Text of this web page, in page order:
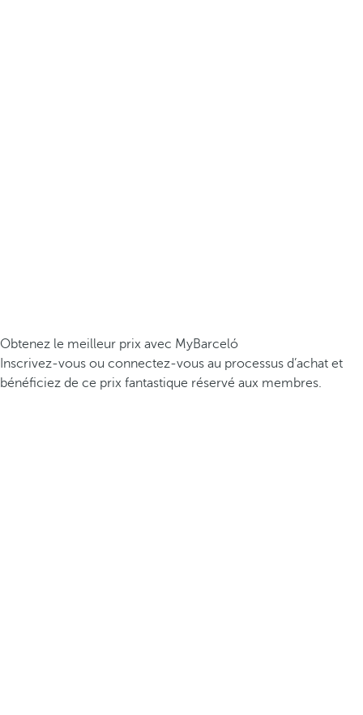
Obtenez le meilleur prix avec MyBarceló
Inscrivez-vous ou connectez-vous au processus d’achat et
bénéficiez de ce prix fantastique réservé aux membres.